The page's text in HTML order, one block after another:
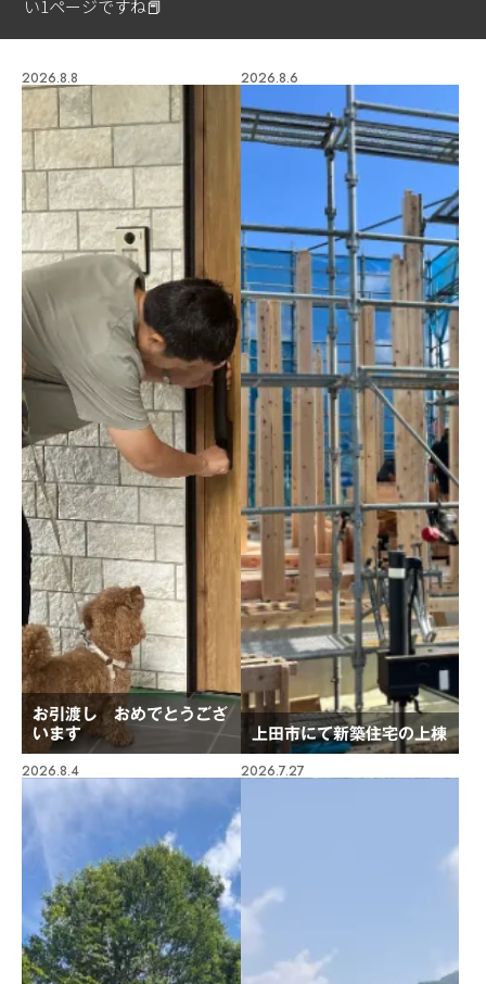
い1ページですね📕
2026.8.8
お引渡し おめでとうござ
います
2026.8.6
上田市にて新築住宅の上棟
2026.8.4 2026.7.27